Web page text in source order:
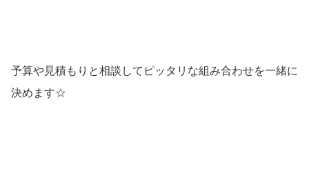
予算や見積もりと相談してピッタリな組み合わせを一緒に
決めます☆